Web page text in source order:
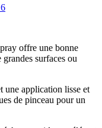
offre une bonne
surfaces ou
une application lisse et
de pinceau pour un